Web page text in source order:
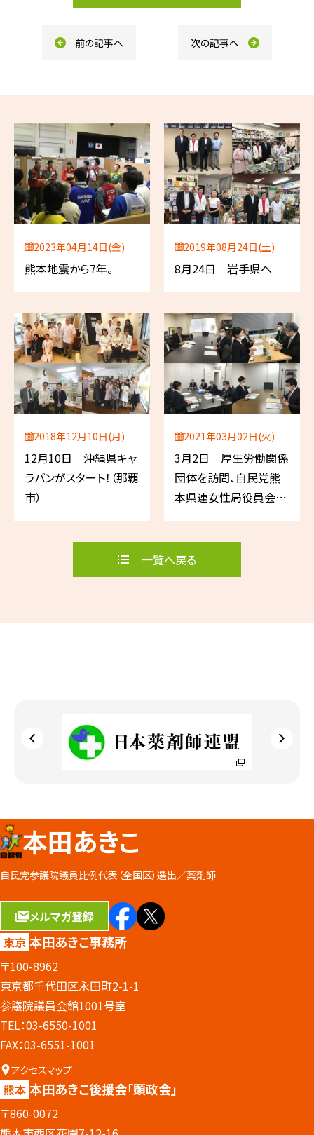
o
前の記事へ 次の記事へ
2023年04月14日(金)
熊本地震から7年。
2019年08月24日(土)
8月24日 岩手県へ
2018年12月10日(月)
12月10日 沖縄県キャ
ラバンがスタート！（那覇
市）
2021年03月02日(火)
3月2日 厚生労働関係
団体を訪問、自民党熊
本県連女性局役員会
（熊本事務所代理出席）
一覧へ戻る
本田あきこ
自民党参議院議員比例代表（全国区）選出／薬剤師
メルマガ登録
東京 本田あきこ事務所
〒100-8962
東京都千代田区永田町2-1-1
参議院議員会館1001号室
TEL：03-6550-1001
FAX：03-6551-1001
アクセスマップ
熊本 本田あきこ後援会「顕政会」
〒860-0072